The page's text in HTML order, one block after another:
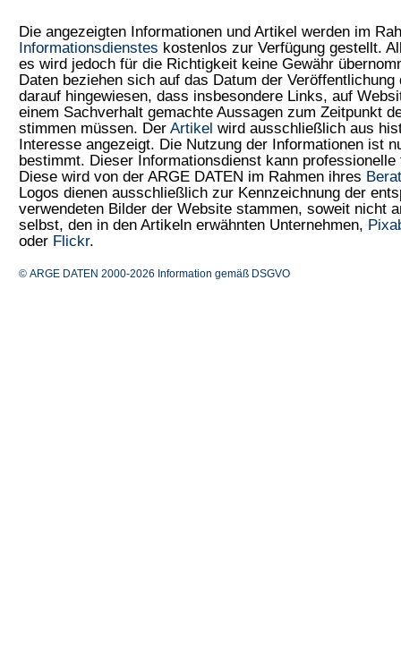
Die angezeigten Informationen und Artikel werden im
Informationsdienstes kostenlos zur Verfügung gestellt.
es wird jedoch für die Richtigkeit keine Gewähr
Daten beziehen sich auf das Datum der
darauf hingewiesen, dass insbesondere Links, auf
einem Sachverhalt gemachte Aussagen zum Zeitpunkt
stimmen müssen. Der Artikel wird ausschließlich aus
Interesse angezeigt. Die Nutzung der Informationen ist
bestimmt. Dieser Informationsdienst kann
Diese wird von der ARGE DATEN im Rahmen ihres
Logos dienen ausschließlich zur Kennzeichnung der
verwendeten Bilder der Website stammen, soweit nicht
selbst, den in den Artikeln erwähnten Unternehmen,
oder Flickr.
© ARGE DATEN 2000-2026 Information gemäß DSGVO